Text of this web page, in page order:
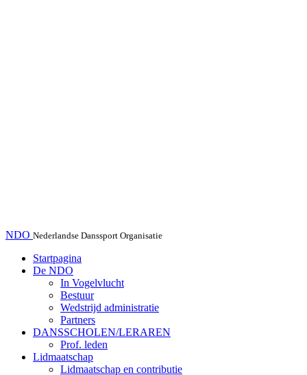
NDO Nederlandse Danssport Organisatie
Startpagina
De NDO
In Vogelvlucht
Bestuur
Wedstrijd administratie
Partners
DANSSCHOLEN/LERAREN
Prof. leden
Lidmaatschap
Lidmaatschap en contributie